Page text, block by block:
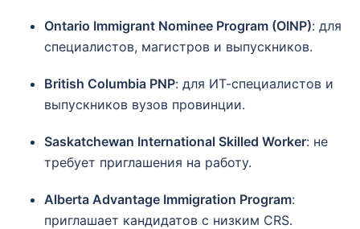
Ontario Immigrant Nominee Program (OINP): для
специалистов, магистров и выпускников.
British Columbia PNP: для ИТ-специалистов и
выпускников вузов провинции.
Saskatchewan International Skilled Worker: не
требует приглашения на работу.
Alberta Advantage Immigration Program:
приглашает кандидатов с низким CRS.